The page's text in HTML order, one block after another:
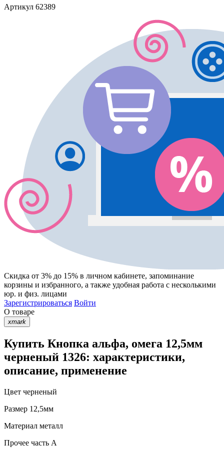
Артикул 62389
Скидка от 3% до 15% в личном кабинете, запоминание
корзины и избранного, а также удобная работа с несколькими
юр. и физ. лицами
Зарегистрироваться Войти
О товаре
xmark
Купить Кнопка альфа, омега 12,5мм
черненый 1326: характеристики,
описание, применение
Цвет черненый
Размер 12,5мм
Материал металл
Прочее часть A